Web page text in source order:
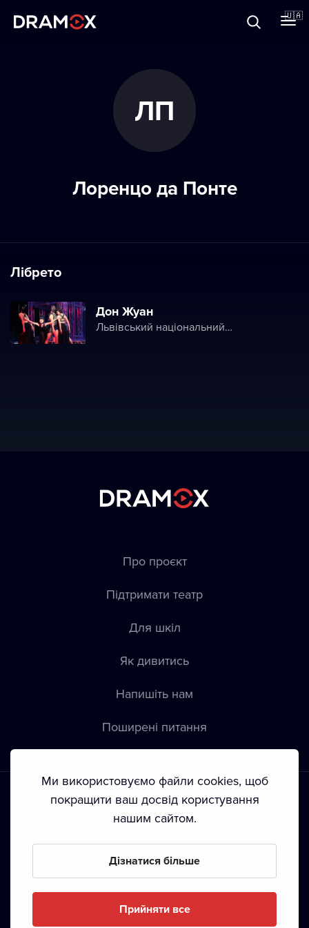
🇺🇦
Зареєструватися
ЛП
Лоренцо да Понте
Лібрето
Дон Жуан
Львівський національний академічний театр опери і балету ім. Соломії Крушельницької (Львівська національна опера)
Про проєкт
Підтримати театр
Для шкіл
Як дивитись
Напишіть нам
Пoширені питання
Положення й умови • Конфіденційність • Автoрські права
Ми використовуємо файли cookies, щоб
покращити ваш досвід користування
нашим сайтом.
Дізнатися більше
Прийняти все